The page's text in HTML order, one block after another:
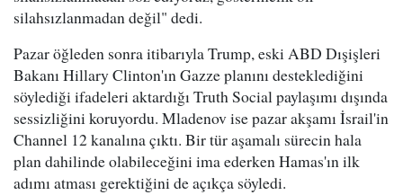
silahsızlanmadan değil" dedi.
Pazar öğleden sonra itibarıyla Trump, eski ABD Dışişleri
Bakanı Hillary Clinton'ın Gazze planını desteklediğini
söylediği ifadeleri aktardığı Truth Social paylaşımı dışında
sessizliğini koruyordu. Mladenov ise pazar akşamı İsrail'in
Channel 12 kanalına çıktı. Bir tür aşamalı sürecin hala
plan dahilinde olabileceğini ima ederken Hamas'ın ilk
adımı atması gerektiğini de açıkça söyledi.